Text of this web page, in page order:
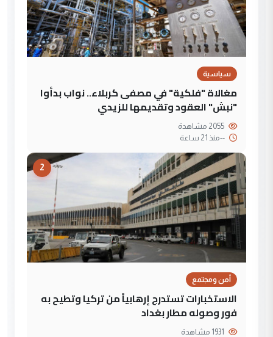
سياسية
مغالاة "فلكية" في مصفى كربلاء.. نواب بدأوا
"نبش" العقود وتقديمها للزيدي
--منذ 21 ساعة
2
أمن ومجتمع
الاستخبارات تستدرج إرهابياً من تركيا وتطيح به
فور وصوله مطار بغداد